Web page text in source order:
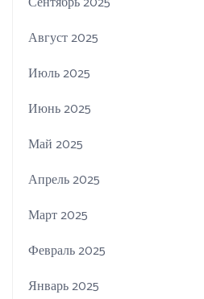
Август 2025
Июль 2025
Июнь 2025
Май 2025
Апрель 2025
Март 2025
Февраль 2025
Январь 2025